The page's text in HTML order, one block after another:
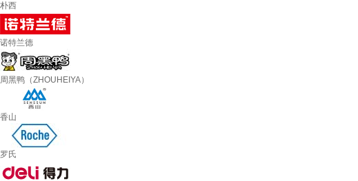
朴西
诺特兰德
周黑鸭（ZHOUHEIYA）
香山
罗氏